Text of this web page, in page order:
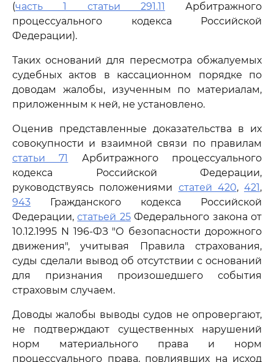
(часть 1 статьи 291.11 Арбитражного
процессуального кодекса Российской
Федерации).
Таких оснований для пересмотра обжалуемых
судебных актов в кассационном порядке по
доводам жалобы, изученным по материалам,
приложенным к ней, не установлено.
Оценив представленные доказательства в их
совокупности и взаимной связи по правилам
статьи 71
Арбитражного процессуального
кодекса Российской Федерации,
руководствуясь положениями статей 420, 421,
943 Гражданского кодекса Российской
Федерации,статьей 25Федерального закона от
10.12.1995 N 196-ФЗ "О безопасности дорожного
движения", учитывая Правила страхования,
суды сделали вывод об отсутствии с оснований
для признания произошедшего события
страховым случаем.
Доводы жалобы выводы судов не опровергают,
не подтверждают существенных нарушений
норм материального права и норм
процессуального права, повлиявших на исход